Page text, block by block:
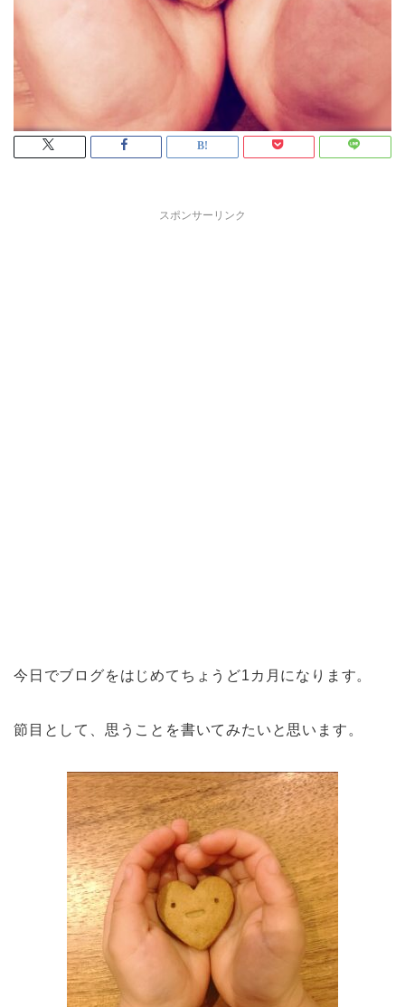
スポンサーリンク
今日でブログをはじめてちょうど1カ月になります。
節目として、思うことを書いてみたいと思います。